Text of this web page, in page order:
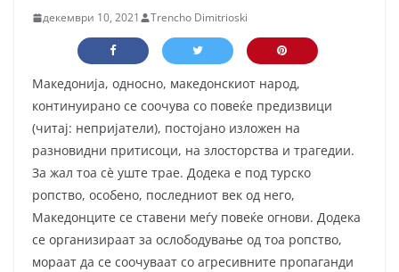
декември 10, 2021 Trencho Dimitrioski
Македонија, односно, македонскиот народ,
континуирано се соочува со повеќе предизвици
(читај: непријатели), постојано изложен на
разновидни притисоци, на злосторства и трагедии.
За жал тоа сѐ уште трае. Додека е под турско
ропство, особено, последниот век од него,
Македонците се ставени меѓу повеќе огнови. Додека
се организираат за ослободување од тоа ропство,
мораат да се соочуваат со агресивните пропаганди